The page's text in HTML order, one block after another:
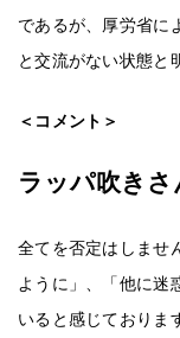
であるが、厚労省に
と交流がない状態と
＜コメント＞
ラッパ吹きさ
全てを否定はしませ
ように」、「他に迷
いると感じておりま